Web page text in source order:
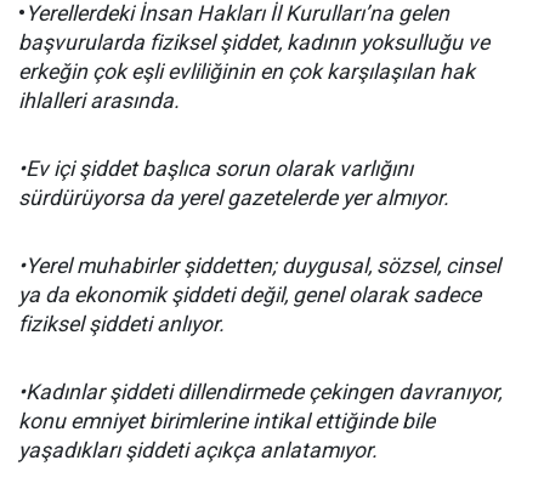
• Yerellerdeki İnsan Hakları İl Kurulları’na gelen
başvurularda fiziksel şiddet, kadının yoksulluğu ve
erkeğin çok eşli evliliğinin en çok karşılaşılan hak
ihlalleri arasında.
•Ev içi şiddet başlıca sorun olarak varlığını
sürdürüyorsa da yerel gazetelerde yer almıyor.
•Yerel muhabirler şiddetten; duygusal, sözsel, cinsel
ya da ekonomik şiddeti değil, genel olarak sadece
fiziksel şiddeti anlıyor.
•Kadınlar şiddeti dillendirmede çekingen davranıyor,
konu emniyet birimlerine intikal ettiğinde bile
yaşadıkları şiddeti açıkça anlatamıyor.